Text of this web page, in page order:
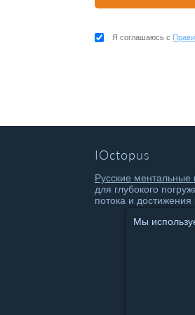
Я соглашаюсь с
IOctopus
Русские ментальные
для глубокого
потока и достижения
Мы